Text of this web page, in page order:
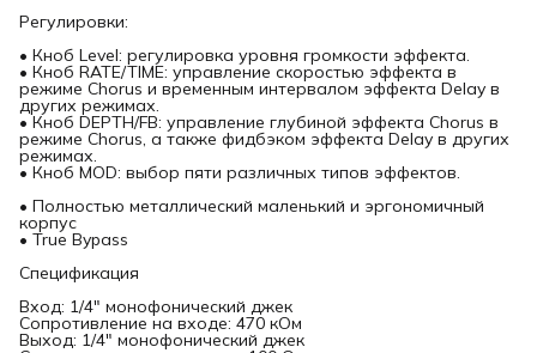
Регулировки:
• Кноб Level: регулировка уровня громкости эффекта.
• Кноб RATE/TIME: управление скоростью эффекта в
режиме Chorus и временным интервалом эффекта Delay в
других режимах.
• Кноб DEPTH/FB: управление глубиной эффекта Chorus в
режиме Chorus, а также фидбэком эффекта Delay в других
режимах.
• Кноб MOD: выбор пяти различных типов эффектов.
• Полностью металлический маленький и эргономичный
корпус
• True Bypass
Спецификация
Вход: 1/4" монофонический джек
Сопротивление на входе: 470 кОм
Выход: 1/4" монофонический джек